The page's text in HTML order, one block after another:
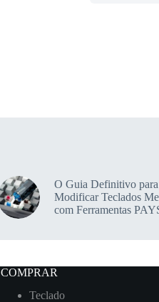
O Guia Definitivo para
Modificar Teclados
com Ferramentas
COMPRAR
Teclado